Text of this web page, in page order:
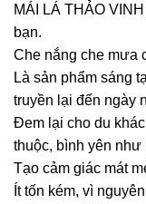
MÁI LÁ THẢO
bạn.
Che nắng che mưa
Là sản phẩm sáng
truyền lại đến ngày
Đem lại cho du
thuộc, bình yên như
Tạo cảm giác mát
Ít tốn kém, vì